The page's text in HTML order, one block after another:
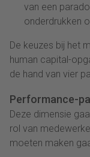
van een
onderdrukken
De keuzes bij het
human capital-
de hand van vier
Performance-
Deze dimensie
rol van
moeten maken